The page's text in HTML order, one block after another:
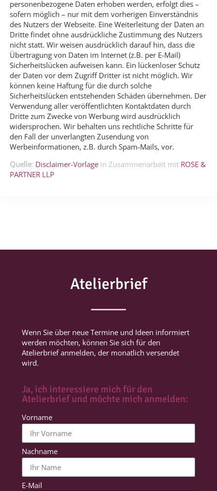
personenbezogene Daten erhoben werden, erfolgt dies –
sofern möglich – nur mit dem vorherigen Einverständnis
des Nutzers der Webseite. Eine Weiterleitung der Daten an
Dritte findet ohne ausdrückliche Zustimmung des Nutzers
nicht statt. Wir weisen ausdrücklich darauf hin, dass die
Übertragung von Daten im Internet (z.B. per E-Mail)
Sicherheitslücken aufweisen kann. Ein lückenloser Schutz
der Daten vor dem Zugriff Dritter ist nicht möglich. Wir
können keine Haftung für die durch solche
Sicherheitslücken entstehenden Schäden übernehmen. Der
Verwendung aller veröffentlichten Kontaktdaten durch
Dritte zum Zwecke von Werbung wird ausdrücklich
widersprochen. Wir behalten uns rechtliche Schritte für
den Fall der unverlangten Zusendung von
Werbeinformationen, z.B. durch Spam-Mails, vor.
Quelle: Disclaimer-Vorlage in Zusammenarbeit mit ROSE &
PARTNER LLP
Atelierbrief
Wenn Sie über neue Termine und Ideen informiert
werden möchten, können Sie sich für den
Atelierbrief anmelden, der monatlich versendet
wird.
Ja, ich interessiere mich für den
Atelierbrief und möchte mich anmelden:
Vorname
Nachname
E-Mail